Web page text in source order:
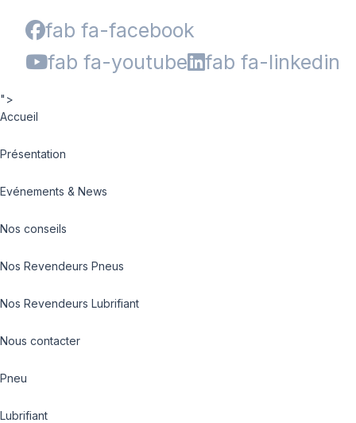
fab fa-facebook
fab fa-youtube
fab fa-linkedin
">
Accueil
Présentation
Evénements & News
Nos conseils
Nos Revendeurs Pneus
Nos Revendeurs Lubrifiant
Nous contacter
Pneu
Lubrifiant